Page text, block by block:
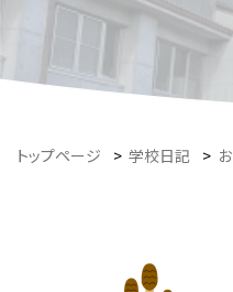
トップページ > 学校日記 >